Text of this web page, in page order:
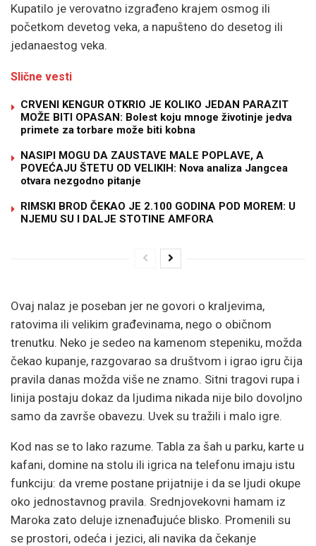
Kupatilo je verovatno izgrađeno krajem osmog ili
početkom devetog veka, a napušteno do desetog ili
jedanaestog veka.
Slične vesti
CRVENI KENGUR OTKRIO JE KOLIKO JEDAN PARAZIT
MOŽE BITI OPASAN: Bolest koju mnoge životinje jedva
primete za torbare može biti kobna
NASIPI MOGU DA ZAUSTAVE MALE POPLAVE, A
POVEĆAJU ŠTETU OD VELIKIH: Nova analiza Jangcea
otvara nezgodno pitanje
RIMSKI BROD ČEKAO JE 2.100 GODINA POD MOREM: U
NJEMU SU I DALJE STOTINE AMFORA
Ovaj nalaz je poseban jer ne govori o kraljevima,
ratovima ili velikim građevinama, nego o običnom
trenutku. Neko je sedeo na kamenom stepeniku, možda
čekao kupanje, razgovarao sa društvom i igrao igru čija
pravila danas možda više ne znamo. Sitni tragovi rupa i
linija postaju dokaz da ljudima nikada nije bilo dovoljno
samo da završe obavezu. Uvek su tražili i malo igre.
Kod nas se to lako razume. Tabla za šah u parku, karte u
kafani, domine na stolu ili igrica na telefonu imaju istu
funkciju: da vreme postane prijatnije i da se ljudi okupe
oko jednostavnog pravila. Srednjovekovni hamam iz
Maroka zato deluje iznenađujuće blisko. Promenili su
se prostori, odeća i jezici, ali navika da čekanje